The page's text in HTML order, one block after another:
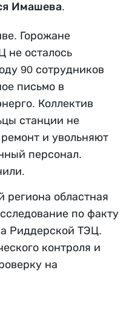
Имашева.
Горожане
не осталось
90 сотрудников
письмо в
Коллектив
станции не
и увольняют
персонал.
региона областная
по факту
Риддерской ТЭЦ.
контроля и
на